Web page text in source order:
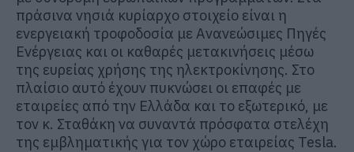
πράσινα νησιά κυρίαρχο στοιχείο είναι η
ενεργειακή τροφοδοσία με Ανανεώσιμες Πηγές
Ενέργειας και οι καθαρές μετακινήσεις μέσω
της ευρείας χρήσης της ηλεκτροκίνησης. Στο
πλαίσιο αυτό έχουν πυκνώσει οι επαφές με
εταιρείες από την Ελλάδα και το εξωτερικό, με
τον κ. Σταθάκη να συναντά πρόσφατα στελέχη
της εμβληματικής για τον χώρο εταιρείας Tesla.